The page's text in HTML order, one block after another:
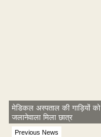
Previous News
मेडिकल अस्पताल की गाड़ियों को
जलानेवाला मिला छात्र